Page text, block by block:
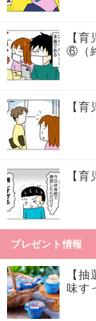
【
⑥（
【
【
プレゼント情報
【
味す